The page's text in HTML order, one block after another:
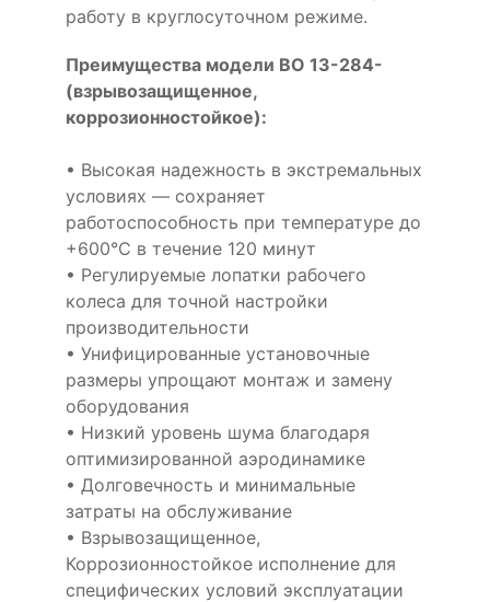
работу в круглосуточном режиме.
Преимущества модели ВО 13-284-
(взрывозащищенное,
коррозионностойкое):
• Высокая надежность в экстремальных
условиях — сохраняет
работоспособность при температуре до
+600°С в течение 120 минут
• Регулируемые лопатки рабочего
колеса для точной настройки
производительности
• Унифицированные установочные
размеры упрощают монтаж и замену
оборудования
• Низкий уровень шума благодаря
оптимизированной аэродинамике
• Долговечность и минимальные
затраты на обслуживание
• Взрывозащищенное,
Коррозионностойкое исполнение для
специфических условий эксплуатации